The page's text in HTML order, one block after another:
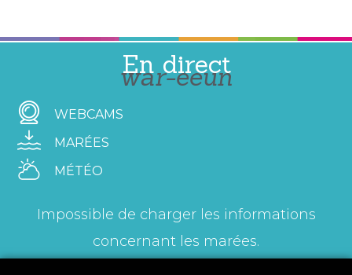
En direct
war-eeun
WEBCAMS
MARÉES
MÉTÉO
Impossible de charger les informations
concernant les marées.